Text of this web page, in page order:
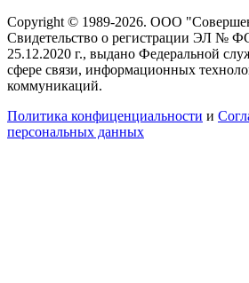
Copyright © 1989-2026. ООО
Свидетельство о регистрации ЭЛ №
25.12.2020 г., выдано Федеральной
сфере связи, информационных
коммуникаций.
Политика конфиценциальности и
персональных данных